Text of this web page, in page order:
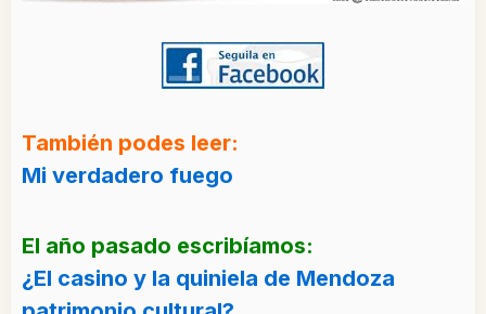
También podes leer:
Mi verdadero fuego
El año pasado escribíamos:
¿El casino y la quiniela de Mendoza